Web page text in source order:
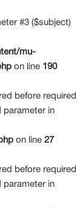
#3 ($subject)
mu-
on line 190
before required
parameter in
on line 27
before required
parameter in